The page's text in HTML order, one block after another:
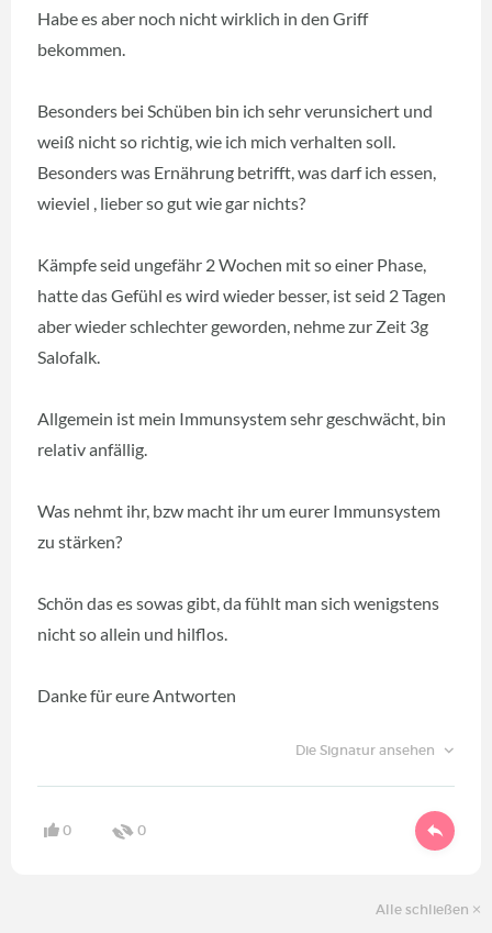
Habe es aber noch nicht wirklich in den Griff
bekommen.
Besonders bei Schüben bin ich sehr verunsichert und
weiß nicht so richtig, wie ich mich verhalten soll.
Besonders was Ernährung betrifft, was darf ich essen,
wieviel , lieber so gut wie gar nichts?
Kämpfe seid ungefähr 2 Wochen mit so einer Phase,
hatte das Gefühl es wird wieder besser, ist seid 2 Tagen
aber wieder schlechter geworden, nehme zur Zeit 3g
Salofalk.
Allgemein ist mein Immunsystem sehr geschwächt, bin
relativ anfällig.
Was nehmt ihr, bzw macht ihr um eurer Immunsystem
zu stärken?
Schön das es sowas gibt, da fühlt man sich wenigstens
nicht so allein und hilflos.
Danke für eure Antworten
Die Signatur ansehen
0 0
Alle schließen